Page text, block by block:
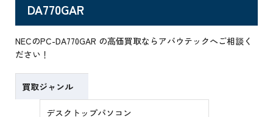
DA770GAR
NECのPC-DA770GAR の高価買取ならアバウテックへご相談く
ださい！
買取ジャンル
デスクトップパソコン